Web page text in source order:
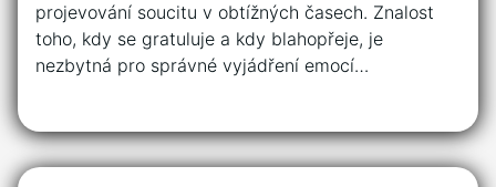
projevování soucitu v obtížných časech. Znalost
toho, kdy se gratuluje a kdy blahopřeje, je
nezbytná pro správné vyjádření emocí…